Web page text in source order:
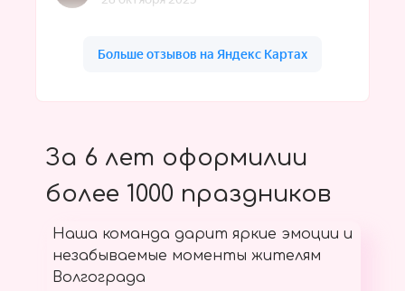
За 6 лет оформилии
более 1000 праздников
Наша команда дарит яркие эмоции и
незабываемые моменты жителям
Волгограда